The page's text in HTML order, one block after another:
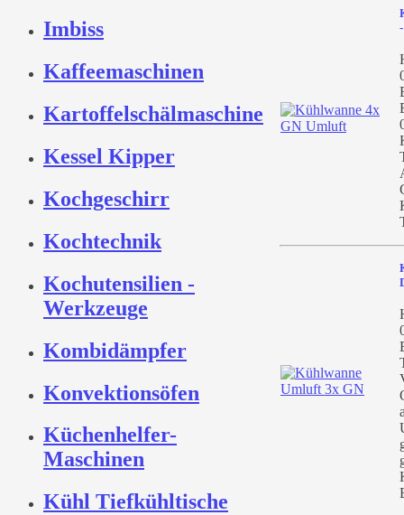
Imbiss
Kaffeemaschinen
Kartoffelschälmaschine
Kessel Kipper
Kochgeschirr
Kochtechnik
Kochutensilien -
Werkzeuge
Kombidämpfer
Konvektionsöfen
Küchenhelfer-
Maschinen
Kühl Tiefkühltische